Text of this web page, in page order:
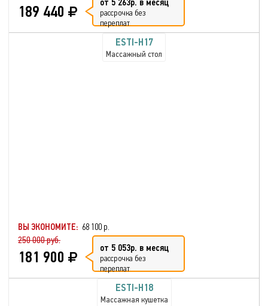
189 440 от 5 263р. в месяц
рассрочка без
переплат
ESTI-H17
Массажный стол
ВЫ ЭКОНОМИТЕ: 68 100 р.
250 000 руб.
181 900 от 5 053р. в месяц
рассрочка без
переплат
ESTI-H18
Массажная кушетка